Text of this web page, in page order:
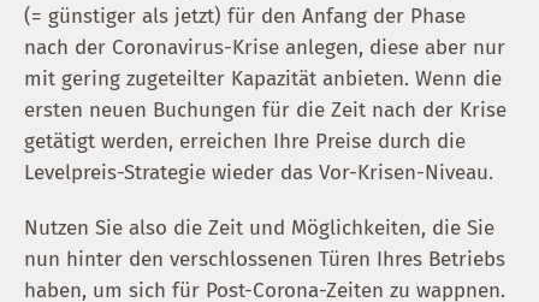
(= günstiger als jetzt) für den Anfang der Phase
nach der Coronavirus-Krise anlegen, diese aber nur
mit gering zugeteilter Kapazität anbieten. Wenn die
ersten neuen Buchungen für die Zeit nach der Krise
getätigt werden, erreichen Ihre Preise durch die
Levelpreis-Strategie wieder das Vor-Krisen-Niveau.
Nutzen Sie also die Zeit und Möglichkeiten, die Sie
nun hinter den verschlossenen Türen Ihres Betriebs
haben, um sich für Post-Corona-Zeiten zu wappnen.